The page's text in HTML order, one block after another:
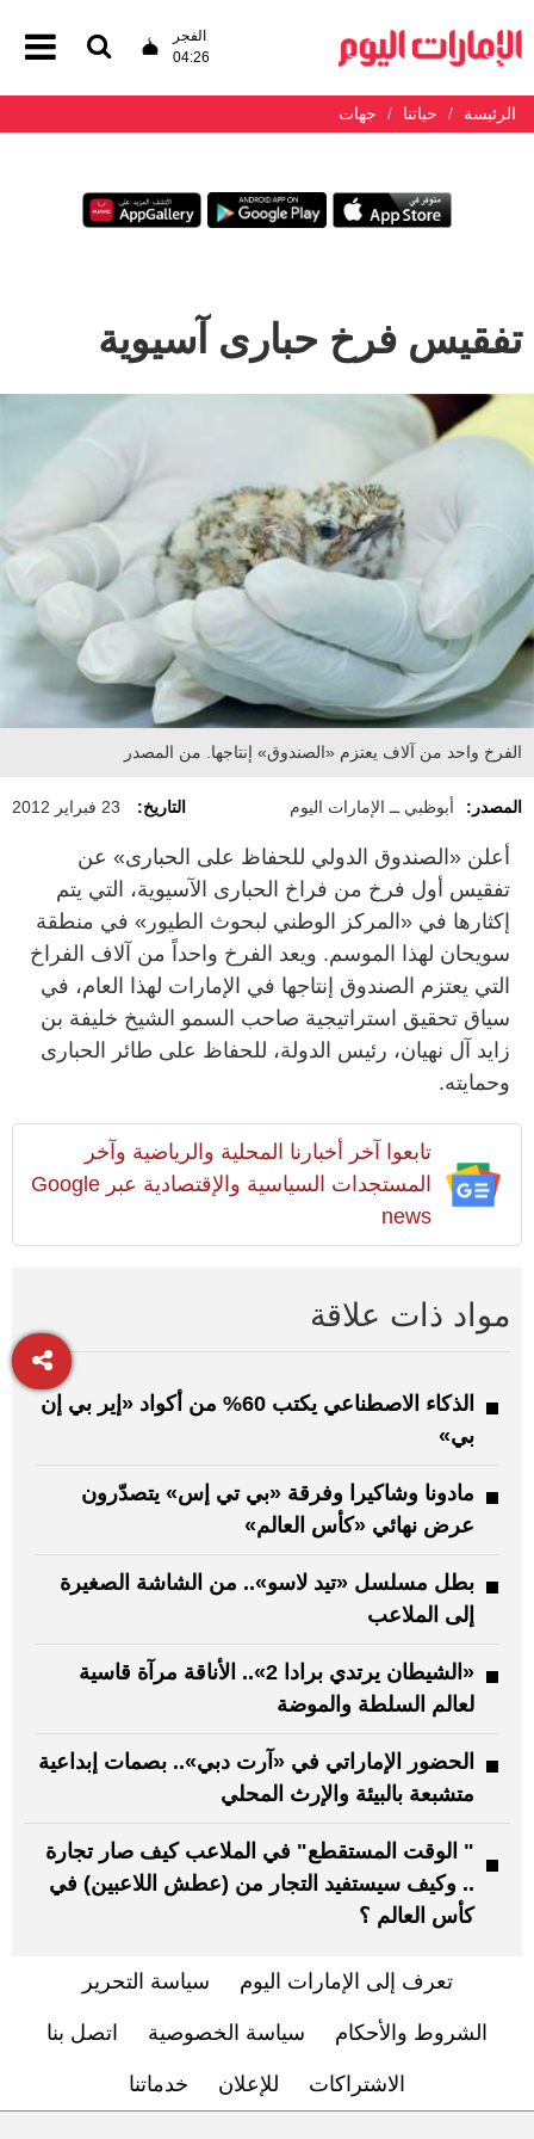
الفجر
04:26
الرئيسة حياتنا جهات
تفقيس فرخ حبارى آسيوية
الفرخ واحد من آلاف يعتزم «الصندوق» إنتاجها. من المصدر
المصدر: أبوظبي ــ الإمارات اليوم التاريخ: 23 فبراير 2012
أعلن «الصندوق الدولي للحفاظ على الحبارى» عن
تفقيس أول فرخ من فراخ الحبارى الآسيوية، التي يتم
إكثارها في «المركز الوطني لبحوث الطيور» في منطقة
سويحان لهذا الموسم. ويعد الفرخ واحداً من آلاف الفراخ
التي يعتزم الصندوق إنتاجها في الإمارات لهذا العام، في
سياق تحقيق استراتيجية صاحب السمو الشيخ خليفة بن
زايد آل نهيان، رئيس الدولة، للحفاظ على طائر الحبارى
وحمايته.
تابعوا آخر أخبارنا المحلية والرياضية وآخر
المستجدات السياسية والإقتصادية عبر Google
news
مواد ذات علاقة
الذكاء الاصطناعي يكتب 60% من أكواد «إير بي إن
بي»
مادونا وشاكيرا وفرقة «بي تي إس» يتصدّرون
عرض نهائي «كأس العالم»
بطل مسلسل «تيد لاسو».. من الشاشة الصغيرة
إلى الملاعب
«الشيطان يرتدي برادا 2».. الأناقة مرآة قاسية
لعالم السلطة والموضة
الحضور الإماراتي في «آرت دبي».. بصمات إبداعية
متشبعة بالبيئة والإرث المحلي
" الوقت المستقطع" في الملاعب كيف صار تجارة
.. وكيف سيستفيد التجار من (عطش اللاعبين) في
كأس العالم ؟
تعرف إلى الإمارات اليوم سياسة التحرير
الشروط والأحكام سياسة الخصوصية اتصل بنا
الاشتراكات للإعلان خدماتنا